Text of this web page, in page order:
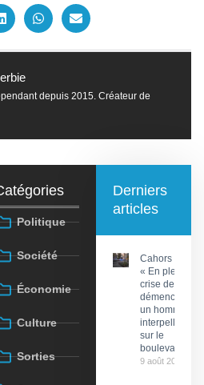
depuis 2015. Créateur de
Politique
Société
Économie
Culture
Sorties
Derniers
articles
Cahors :
« En pleine
crise de
démence »,
un homme
interpellé
sur le
boulevard
9 août 2026